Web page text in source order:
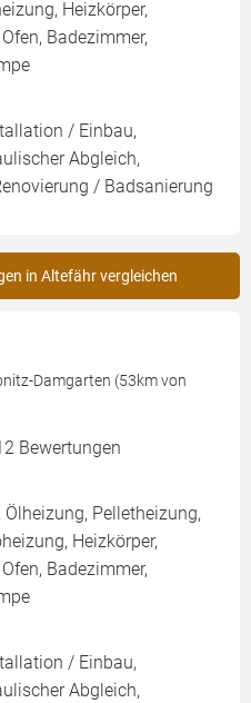
Heizkörper,
Badezimmer,
/ Einbau,
Abgleich,
/ Badsanierung
in Altefähr vergleichen
Damgarten (53km von
Bewertungen
Pelletheizung,
Heizkörper,
Badezimmer,
/ Einbau,
Abgleich,